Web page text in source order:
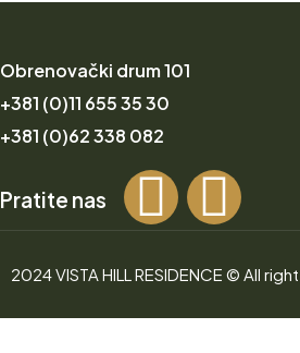
Obrenovački drum 101
+381 (0)11 655 35 30
+381 (0)62 338 082
Pratite nas
2024 VISTA HILL RESIDENCE © All